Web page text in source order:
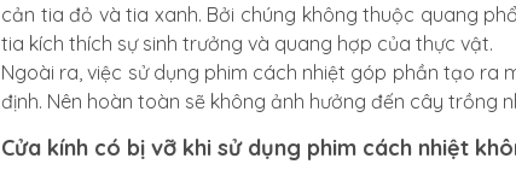
cản tia đỏ và tia xanh. Bởi chúng không thuộc quang
tia kích thích sự sinh trưởng và quang hợp của thực vật.
Ngoài ra, việc sử dụng phim cách nhiệt góp phần tạo
định. Nên hoàn toàn sẽ không ảnh hưởng đến cây trồng
Cửa kính có bị vỡ khi sử dụng phim cách nhiệt